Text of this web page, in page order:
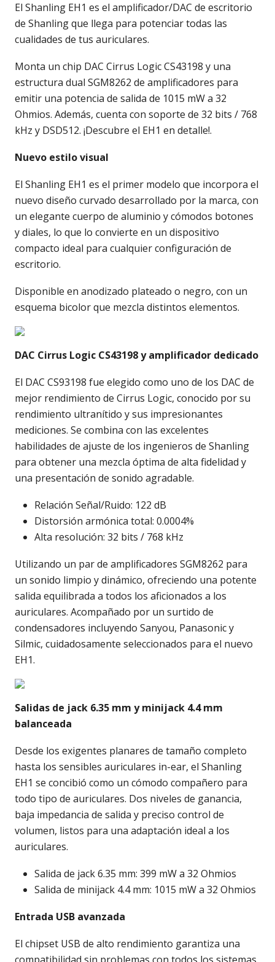
El Shanling EH1 es el amplificador/DAC de escritorio
de Shanling que llega para potenciar todas las
cualidades de tus auriculares.
Monta un chip DAC Cirrus Logic CS43198 y una
estructura dual SGM8262 de amplificadores para
emitir una potencia de salida de 1015 mW a 32
Ohmios. Además, cuenta con soporte de 32 bits / 768
kHz y DSD512. ¡Descubre el EH1 en detalle!.
Nuevo estilo visual
El Shanling EH1 es el primer modelo que incorpora el
nuevo diseño curvado desarrollado por la marca, con
un elegante cuerpo de aluminio y cómodos botones
y diales, lo que lo convierte en un dispositivo
compacto ideal para cualquier configuración de
escritorio.
Disponible en anodizado plateado o negro, con un
esquema bicolor que mezcla distintos elementos.
DAC Cirrus Logic CS43198 y amplificador dedicado
El DAC CS93198 fue elegido como uno de los DAC de
mejor rendimiento de Cirrus Logic, conocido por su
rendimiento ultranítido y sus impresionantes
mediciones. Se combina con las excelentes
habilidades de ajuste de los ingenieros de Shanling
para obtener una mezcla óptima de alta fidelidad y
una presentación de sonido agradable.
Relación Señal/Ruido: 122 dB
Distorsión armónica total: 0.0004%
Alta resolución: 32 bits / 768 kHz
Utilizando un par de amplificadores SGM8262 para
un sonido limpio y dinámico, ofreciendo una potente
salida equilibrada a todos los aficionados a los
auriculares. Acompañado por un surtido de
condensadores incluyendo Sanyou, Panasonic y
Silmic, cuidadosamente seleccionados para el nuevo
EH1.
Salidas de jack 6.35 mm y minijack 4.4 mm
balanceada
Desde los exigentes planares de tamaño completo
hasta los sensibles auriculares in-ear, el Shanling
EH1 se concibió como un cómodo compañero para
todo tipo de auriculares. Dos niveles de ganancia,
baja impedancia de salida y preciso control de
volumen, listos para una adaptación ideal a los
auriculares.
Salida de jack 6.35 mm: 399 mW a 32 Ohmios
Salida de minijack 4.4 mm: 1015 mW a 32 Ohmios
Entrada USB avanzada
El chipset USB de alto rendimiento garantiza una